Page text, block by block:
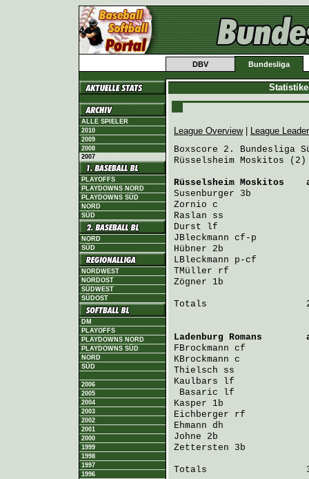
DBV Bundesliga
ALLE SPIELER
2010
2009
2008
2007
PLAYOFFS
PLAYDOWNS NORD
PLAYDOWNS SÜD
NORD
SÜD
NORD
SÜD
NORDWEST
NORDOST
SÜDWEST
SÜDOST
DM
PLAYOFFS
PLAYDOWNS NORD
PLAYDOWNS SÜD
NORD
SÜD
2006
2005
2004
2003
2002
2001
2000
1999
1998
1997
1996
League Overview|
League
Boxscore 2. Bundesliga
Rüsselsheim Moskitos
Rüsselsheim Moskitos
Susenburger 3b
Zornio c                 3
Raslan ss                3
Durst lf                 3
JBleckmann cf-p
Hübner 2b
LBleckmann p-cf
TMüller rf               1
Zögner 1b
Totals
Ladenburg Romans
FBrockmann cf            5
KBrockmann c             3
Thielsch ss
Kaulbars lf              2
Basaric lf              0
Kasper 1b
Eichberger rf            4
Ehmann dh
Johne 2b                 3
Zettersten 3b
Totals